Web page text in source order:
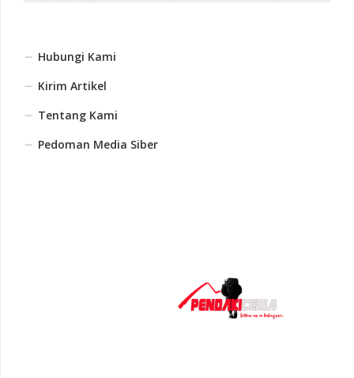
Hubungi Kami
Kirim Artikel
Tentang Kami
Pedoman Media Siber